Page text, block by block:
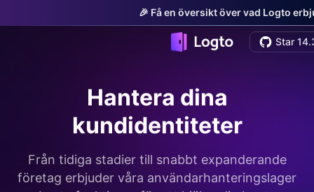
🎉 Få en översikt över vad Logto
Star
Hantera dina
kundidentiteter
Från tidiga stadier till snabbt expanderande
företag erbjuder våra användarhanteringslager